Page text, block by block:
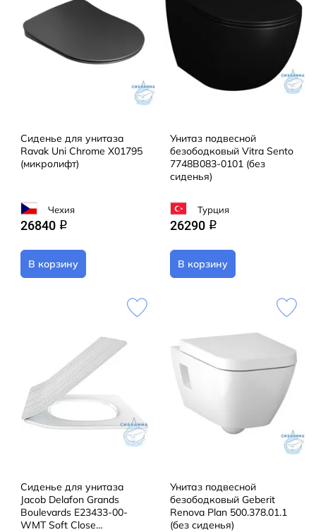
Сиденье для унитаза
Ravak Uni Chrome X01795
(микролифт)
Чехия
26840 q
В корзину
Унитаз подвесной
безободковый Vitra Sento
7748B083-0101 (без
сиденья)
Турция
26290 q
В корзину
Сиденье для унитаза
Jacob Delafon Grands
Boulevards E23433-00-
WMT Soft Close
Унитаз подвесной
безободковый Geberit
Renova Plan 500.378.01.1
(без сиденья)